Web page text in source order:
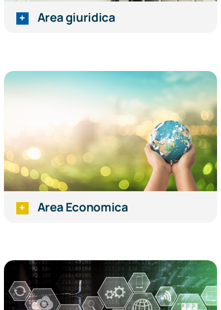
Area giuridica
Area Economica